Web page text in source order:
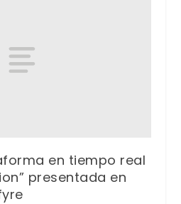
en tiempo real
presentada en